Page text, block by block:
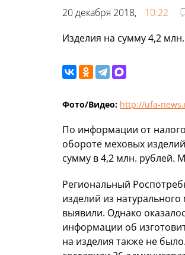
20 декабря 2018, 10:22
Изделия на сумму 4,2
Фото/Видео: http://ufa-
По информации от
обороте меховых
сумму в 4,2 млн. рублей.
Региональный
изделий из
выявили. Однако
информации об
на изделия также не